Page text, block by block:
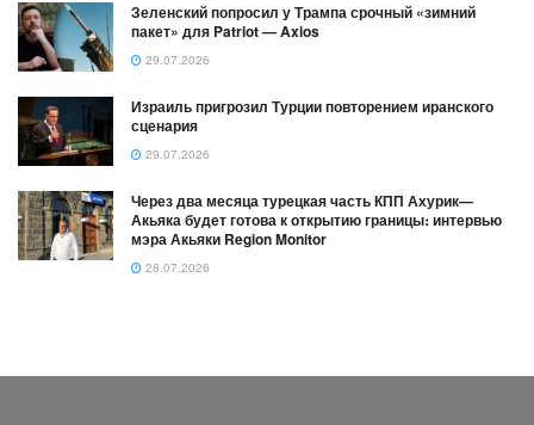
Зеленский попросил у Трампа срочный «зимний
пакет» для Patriot — Axios
29.07.2026
Израиль пригрозил Турции повторением иранского
сценария
29.07.2026
Через два месяца турецкая часть КПП Ахурик—
Акьяка будет готова к открытию границы։ интервью
мэра Акьяки Region Monitor
28.07.2026